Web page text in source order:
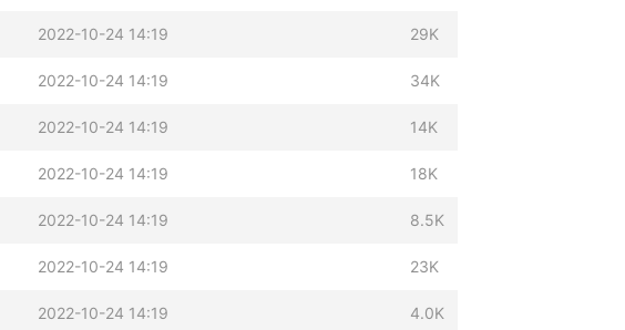
2022-10-24 14:19 29K
2022-10-24 14:19 34K
2022-10-24 14:19 14K
2022-10-24 14:19 18K
2022-10-24 14:19 8.5K
2022-10-24 14:19 23K
2022-10-24 14:19 4.0K